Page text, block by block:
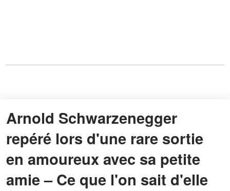
Arnold Schwarzenegger
repéré lors d'une rare sortie
en amoureux avec sa petite
amie – Ce que l'on sait d'elle